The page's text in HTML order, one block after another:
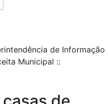
de Informação
Municipal ::